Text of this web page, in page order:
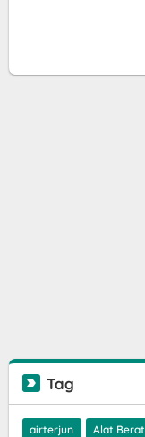
Tag
airterjun Alat Berat